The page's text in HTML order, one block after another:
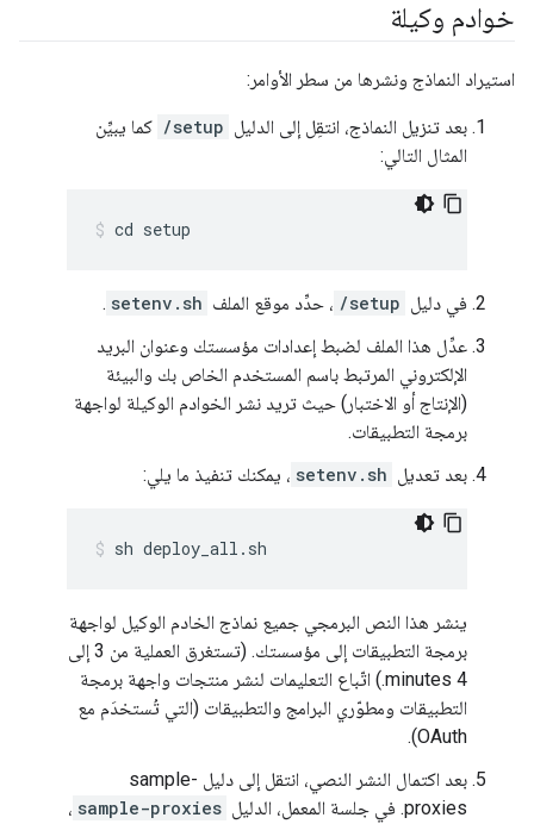
خوادم وكيلة
استيراد النماذج ونشرها من سطر الأوامر:
بعد تنزيل النماذج، انتقِل إلى الدليل /setup كما يبيِّن
المثال التالي:
cd setup
في دليل /setup ، حدِّد موقع الملف setenv.sh
.
عدِّل هذا الملف لضبط إعدادات مؤسستك وعنوان البريد
الإلكتروني المرتبط باسم المستخدم الخاص بك والبيئة
(الإنتاج أو الاختبار) حيث تريد نشر الخوادم الوكيلة لواجهة
برمجة التطبيقات.
بعد تعديل setenv.sh ، يمكنك تنفيذ ما يلي:
sh deploy_all.sh
ينشر هذا النص البرمجي جميع نماذج الخادم الوكيل لواجهة
برمجة التطبيقات إلى مؤسستك. (تستغرق العملية من 3 إلى
4 minutes.) اتّباع التعليمات لنشر منتجات واجهة برمجة
التطبيقات ومطوّري البرامج والتطبيقات (التي تُستخدَم مع
OAuth).
بعد اكتمال النشر النصي، انتقل إلى دليل sample-
proxies. في جلسة المعمل، الدليل
sample-proxies ،